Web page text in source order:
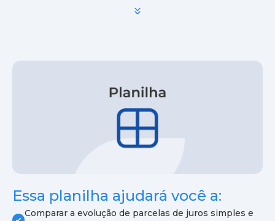
Essa planilha ajudará você a:
Comparar a evolução de parcelas de juros simples e